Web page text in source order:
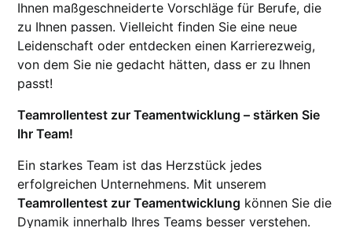
Ihnen maßgeschneiderte Vorschläge für Berufe, die
zu Ihnen passen. Vielleicht finden Sie eine neue
Leidenschaft oder entdecken einen Karrierezweig,
von dem Sie nie gedacht hätten, dass er zu Ihnen
passt!
Teamrollentest zur Teamentwicklung – stärken Sie
Ihr Team!
Ein starkes Team ist das Herzstück jedes
erfolgreichen Unternehmens. Mit unserem
Teamrollentest zur Teamentwicklung können Sie die
Dynamik innerhalb Ihres Teams besser verstehen.